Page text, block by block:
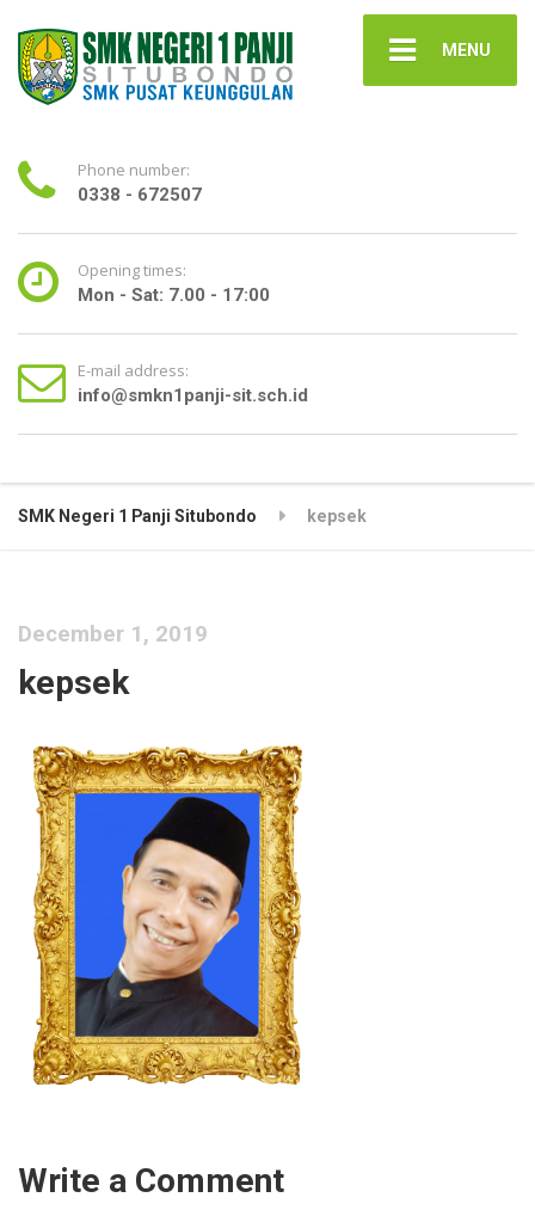
MENU
Phone number:
0338 - 672507
Opening times:
Mon - Sat: 7.00 - 17:00
E-mail address:
info@smkn1panji-sit.sch.id
SMK Negeri 1 Panji Situbondo kepsek
December 1, 2019
kepsek
Write a Comment